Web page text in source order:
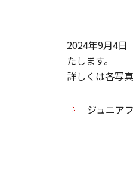
2024年9月4日
たします。
詳しくは各写
ジュニア